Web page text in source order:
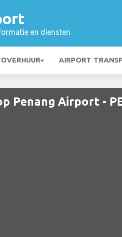
en diensten
AIRPORT
Penang Airport -